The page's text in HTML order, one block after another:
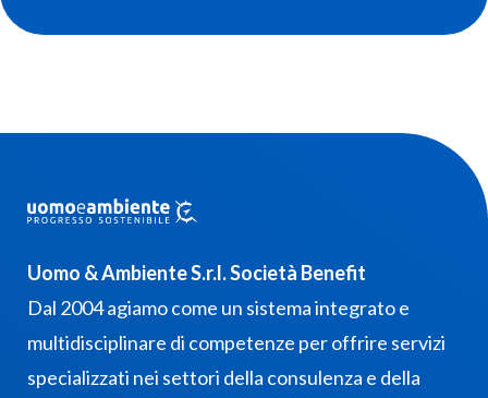
Uomo & Ambiente S.r.l. Società Benefit
Dal 2004 agiamo come un sistema integrato e
multidisciplinare di competenze per offrire servizi
specializzati nei settori della consulenza e della